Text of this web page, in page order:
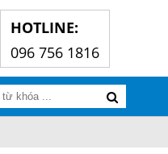
HOTLINE:
096 756 1816